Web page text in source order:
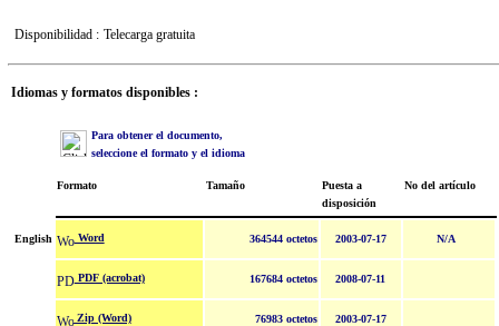
Disponibilidad : Telecarga gratuita
Idiomas y formatos disponibles :
Para obtener el documento,
seleccione el formato y el idioma
Formato Tamaño
Puesta a
disposición
No del artículo
English Word 364544 octetos 2003-07-17 N/A
PDF (acrobat) 167684 octetos 2008-07-11
Zip (Word) 76983 octetos 2003-07-17